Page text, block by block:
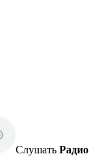
Слушать Радио